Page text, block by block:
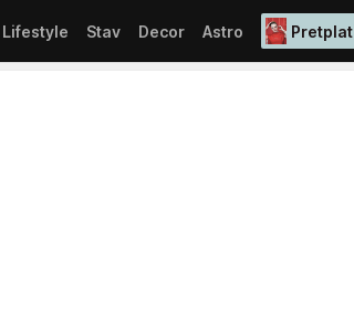
Lifestyle Stav Decor Astro